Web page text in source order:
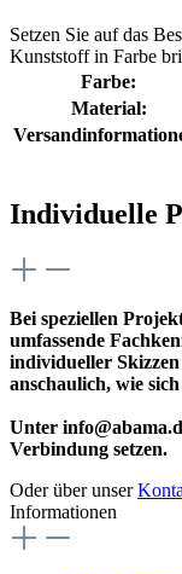
Setzen Sie auf das
Kunststoff in Farbe
Farbe:
Material:
Individuelle
Bei speziellen
umfassende
individueller
anschaulich, wie
Unter
Verbindung setzen.
Oder über unser
Informationen